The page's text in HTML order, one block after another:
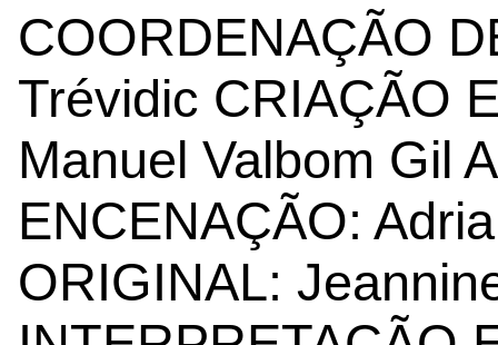
COORDENAÇÃO
Trévidic CRIAÇÃO
Manuel Valbom Gil
ENCENAÇÃO:
ORIGINAL: